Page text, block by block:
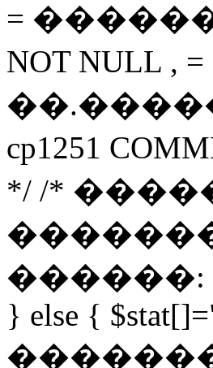
=
NOT NULL ,
��.�����
cp1251
*/ /* ������:
������:
} else {
�������� if